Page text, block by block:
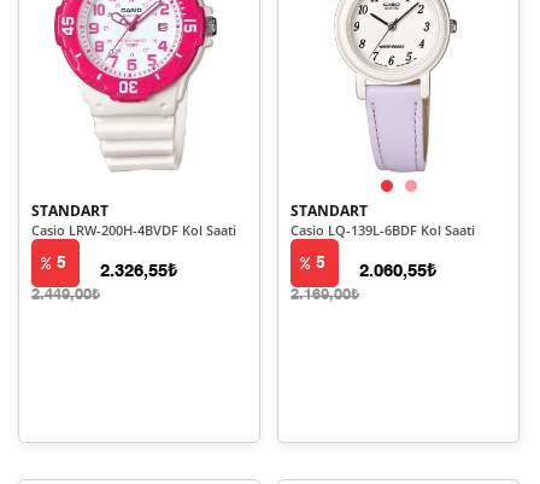
STANDART
Casio LRW-200H-4BVDF Kol Saati
5
2.449,00₺
2.326,55₺
STANDART
Casio LQ-139L-6BDF Kol Saati
5
2.169,00₺
2.060,55₺